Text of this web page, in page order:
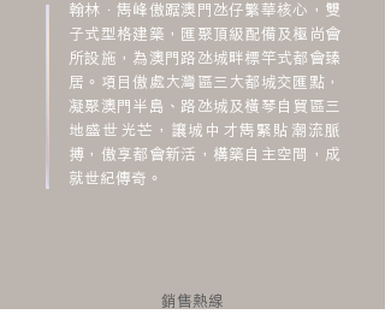
翰林．雋峰傲踞澳門氹仔繁華核心，雙
子式型格建築，匯聚頂級配備及極尚會
所設施，為澳門路氹城畔標竿式都會臻
居。項目傲處大灣區三大都城交匯點，
凝聚澳門半島、路氹城及橫琴自貿區三
地盛世光芒，讓城中才雋緊貼潮流脈
搏，傲享都會新活，構築自主空間，成
就世紀傳奇。
銷售熱線